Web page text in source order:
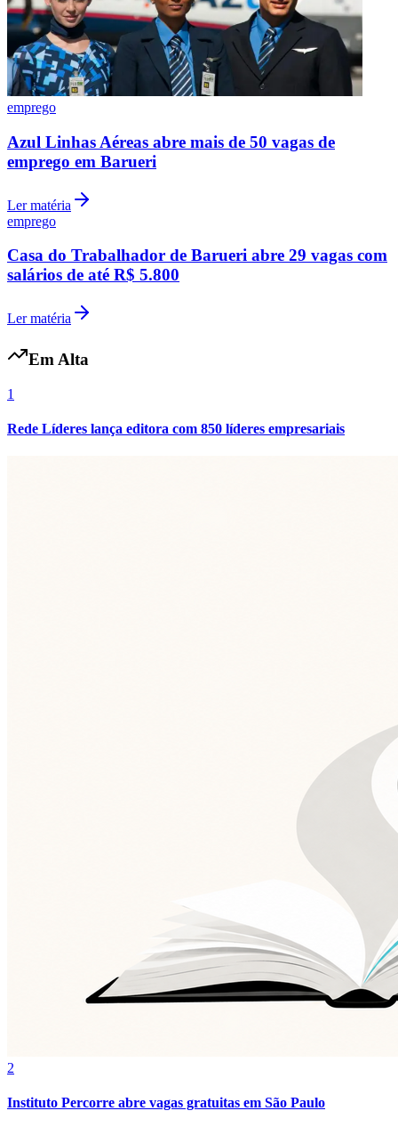
emprego
Azul Linhas Aéreas abre mais de 50 vagas de
emprego em Barueri
Ler matéria
emprego
Casa do Trabalhador de Barueri abre 29 vagas com
salários de até R$ 5.800
Ler matéria
Em Alta
1
Rede Líderes lança editora com 850 líderes empresariais
2
Instituto Percorre abre vagas gratuitas em São Paulo